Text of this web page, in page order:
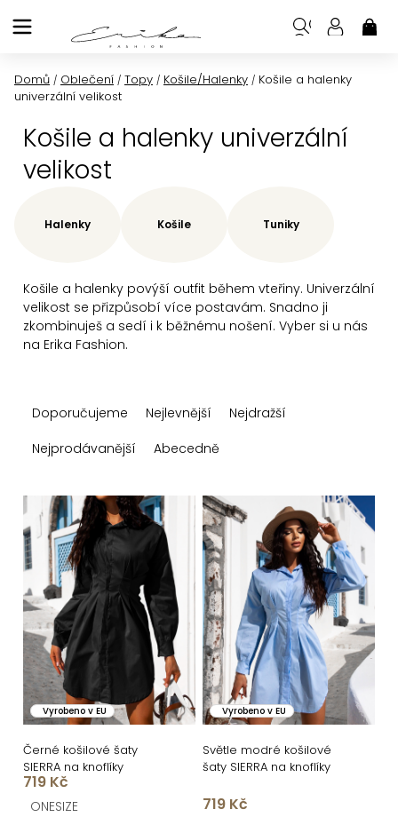
na
Domů / Oblečení / Topy / Košile/Halenky / Košile a halenky
univerzální velikost
Košile a halenky univerzální
velikost
Košile a halenky povýší outfit během vteřiny. Univerzální
velikost se přizpůsobí více postavám. Snadno ji
zkombinuješ a sedí i k běžnému nošení. Vyber si u nás
na Erika Fashion.
Halenky Košile Tuniky
a
n
í
p
r
o
d
u
k
t
ů
Doporučujeme Nejlevnější
Nejdražší
Nejprodávanější
Abecedně
V
ý
p
i
s
p
r
o
d
u
k
Vyrobeno v EU
Černé košilové šaty
SIERRA na knoflíky
719 Kč
ONESIZE
Vyrobeno v EU
Světle modré košilové
šaty SIERRA na knoflíky
719 Kč